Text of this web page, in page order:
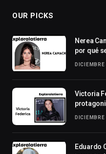
OUR PICKS
Nerea
por qué
Victoria
Eduardo